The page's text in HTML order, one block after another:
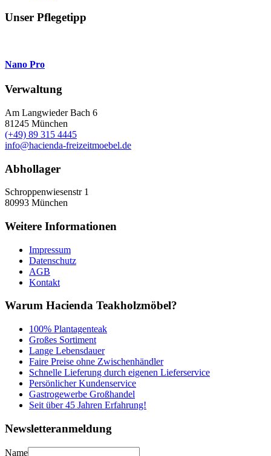
Unser Pflegetipp
Nano Pro
Verwaltung
Am Langwieder Bach 6
81245 München
(+49) 89 315 4445
info@hacienda-freizeitmoebel.de
Abhollager
Schroppenwiesenstr 1
80993 München
Weitere Informationen
Impressum
Datenschutz
AGB
Kontakt
Warum Hacienda Teakholzmöbel?
100% Plantagenteak
Großes Sortiment
Lange Lebensdauer
Faire Preise ohne Zwischenhändler
Schnelle Lieferung durch eigenen Lieferservice
Persönlicher Kundenservice
Gastrogewerbe Großhandel
Seit über 45 Jahren Erfahrung!
Newsletteranmeldung
Name